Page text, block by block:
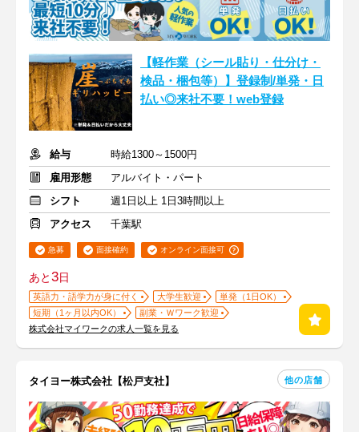
【軽作業（シール貼り・仕分け・
検品・梱包等）】登録制/単発・日
払い◎来社不要！web登録
給与
時給1300～1500円
雇用形態
アルバイト・パート
シフト
週1日以上 1日3時間以上
アクセス
千葉駅
急募 面接確約 オンライン面接可
あと3日
英語力・語学力が身に付く 大学生歓迎
単発（1日OK）
短期（1ヶ月以内OK）
副業・Ｗワーク歓迎
株式会社マイワークの求人一覧を見る
タイヨー株式会社【松戸支社】 他の店舗